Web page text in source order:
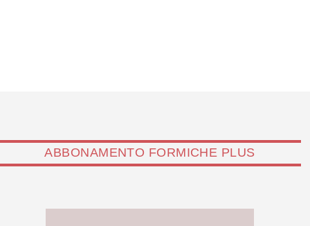
ABBONAMENTO FORMICHE PLUS